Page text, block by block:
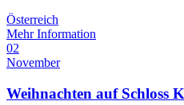
Österreich
Mehr Information
02
November
Weihnachten auf Schloss